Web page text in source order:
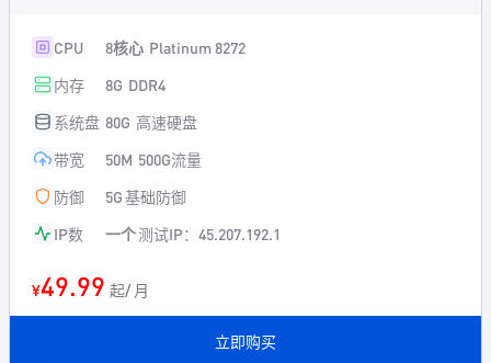
CPU 8核心 Platinum 8272
内存
8G DDR4
系统盘 80G 高速硬盘
带宽
50M 500G流量
防御
5G基础防御
IP数
一个测试IP：45.207.192.1
¥49.99 起/ 月
立即购买